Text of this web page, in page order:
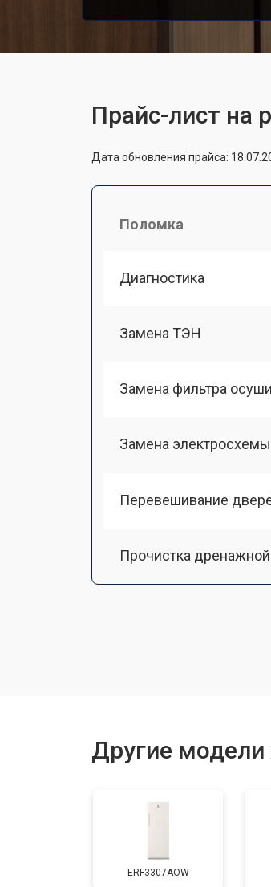
Прайс-лист на
Дата обновления прайса:
Поломка
Диагностика
Замена ТЭН
Замена фильтра
Замена электросхемы
Перевешивание
Прочистка
Другие модели
ERF3307AOW